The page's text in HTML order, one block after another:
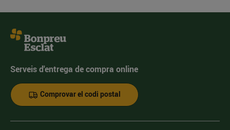
Serveis d'entrega de compra online
Comprovar el codi postal